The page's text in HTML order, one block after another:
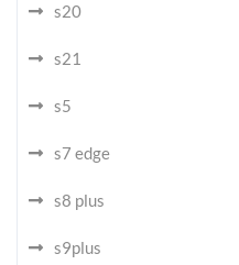
s20
s21
s5
s7 edge
s8 plus
s9plus